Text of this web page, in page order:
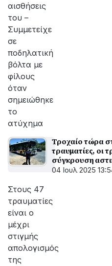
αισθήσεις
του –
Συμμετείχε
σε
ποδηλατική
βόλτα με
φίλους
όταν
σημειώθηκε
το
ατύχημα
Τροχαίο τώρα
τραυματίες, οι
σύγκρουση
Βούλα – Τι
04 Ιουλ 2025
Στους 47
τραυματίες
είναι ο
μέχρι
στιγμής
απολογισμός
της